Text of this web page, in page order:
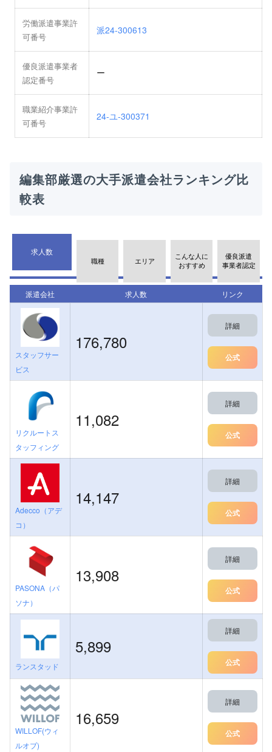
労働派遣事業許
可番号
派24-300613
優良派遣事業者
認定番号
ー
職業紹介事業許
可番号
24-ユ-300371
編集部厳選の大手派遣会社ランキング比
較表
求人数
職種 エリア
こんな人に
おすすめ
優良派遣
事業者認定
派遣会社 求人数 リンク
スタッフサー
ビス
176,780
詳細
公式
リクルートス
タッフィング
11,082
詳細
公式
Adecco（アデ
コ）
14,147
詳細
公式
PASONA（パ
ソナ）
13,908
詳細
公式
ランスタッド
5,899
詳細
公式
WILLOF(ウィ
ルオブ)
16,659
詳細
公式